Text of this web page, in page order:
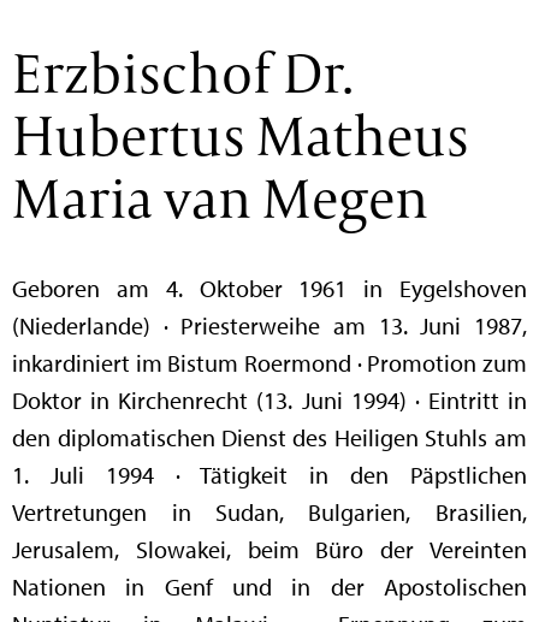
Erzbischof Dr.
Hubertus Matheus
Maria van Megen
Geboren am 4. Oktober 1961 in Eygelshoven
(Niederlande) · Priesterweihe am 13. Juni 1987,
inkardiniert im Bistum Roermond · Promotion zum
Doktor in Kirchenrecht (13. Juni 1994) · Eintritt in
den diplomatischen Dienst des Heiligen Stuhls am
1. Juli 1994 · Tätigkeit in den Päpstlichen
Vertretungen in Sudan, Bulgarien, Brasilien,
Jerusalem, Slowakei, beim Büro der Vereinten
Nationen in Genf und in der Apostolischen